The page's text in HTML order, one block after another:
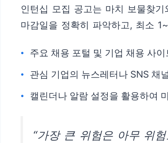
인턴십 모집 공고는 마치 보물찾
마감일을 정확히 파악하고, 최소
주요 채용 포털 및 기업 채용 사
관심 기업의 뉴스레터나 SNS 채
캘린더나 알람 설정을 활용하여
“가장 큰 위험은 아무 위